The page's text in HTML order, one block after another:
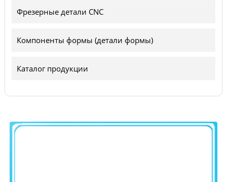
Фрезерные детали CNC
Компоненты формы (детали формы)
Каталог продукции